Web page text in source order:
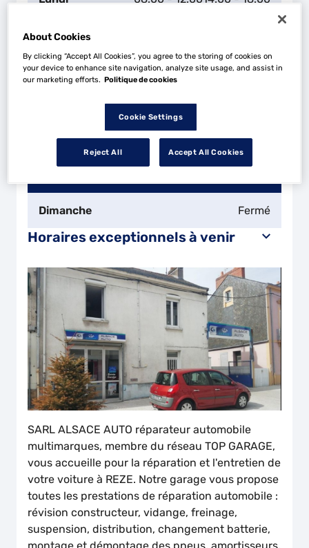
Mardi
Mercredi 08:00 - 12:0014:00 - 18:00
08:00 - 12:00
Vendredi 08:00 - 12:0014:00 - 17:00
Dimanche Fermé
Horaires exceptionnels à venir
SARL ALSACE AUTO réparateur automobile
multimarques, membre du réseau TOP GARAGE,
vous accueille pour la réparation et l'entretien de
votre voiture à REZE. Notre garage vous propose
toutes les prestations de réparation automobile :
révision constructeur, vidange, freinage,
suspension, distribution, changement batterie,
About Cookies
By clicking “Accept All Cookies”, you agree to the storing of cookies on
your device to enhance site navigation, analyze site usage, and assist in
our marketing efforts. Politique de cookies
Cookie Settings
Reject All Accept All Cookies